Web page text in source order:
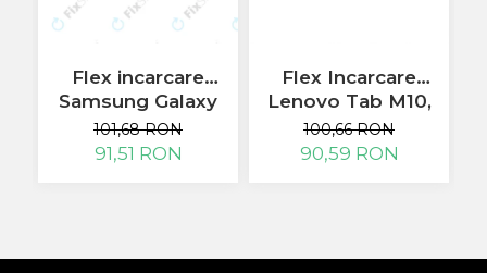
Flex antena
Flex buton
Flex incarcare
Flex pornire
Allview
Flex incarcare
Samsung Galaxy
Tab A7 10.4 T500,
T505
101,68 RON
91,51 RON
Flex Incarcare
Lenovo Tab M10,
TB-X505L
100,66 RON
90,59 RON